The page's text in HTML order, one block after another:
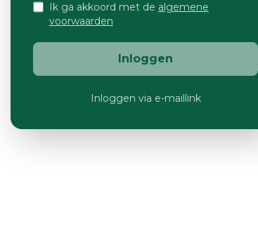
Ik ga akkoord met de algemene
voorwaarden
Inloggen
Inloggen via e-maillink